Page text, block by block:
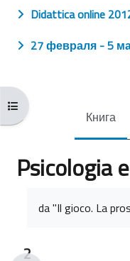
Открыть оглавление курса
Didattica online
27 февраля - 5
Книга
Psicologia
da "Il gioco. La
2